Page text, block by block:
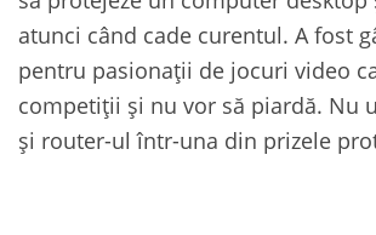
atunci când cade curentul. A fost
pentru pasionații de jocuri video
competiții și nu vor să piardă. Nu
și router-ul într-una din prizele